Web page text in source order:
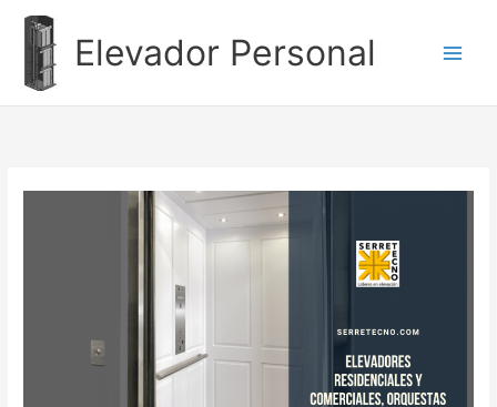
contenido
Elevador Personal